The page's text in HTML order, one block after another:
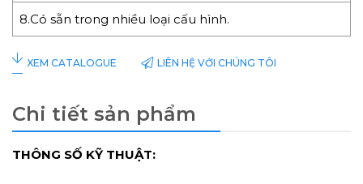
8.Có sẵn trong nhiều loại cấu hình.
XEM CATALOGUE LIÊN HỆ VỚI CHÚNG TÔI
Chi tiết sản phẩm
THÔNG SỐ KỸ THUẬT: